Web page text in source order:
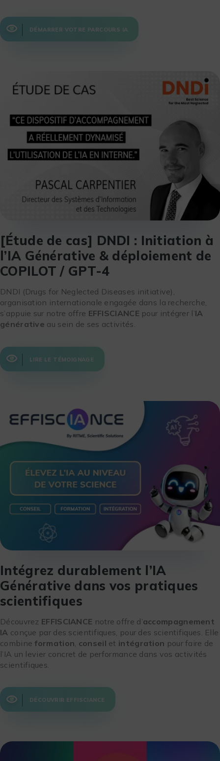
DÉMARRER VOTRE PARCOURS IA
[Étude de cas] DNDI : Initiation à
l’IA Générative & déploiement de
COPILOT / GPT-4
DNDI (Drugs for Neglected Diseases initiative),
organisation internationale engagée dans la recherche,
s’appuie sur notre offre EFFISCIANCE pour intégrer l’IA
générative au sein de ses activités.
LIRE LE TÉMOIGNAGE
Intégrez durablement l’IA
Générative dans vos pratiques
scientifiques
Découvrez EFFISCIANCE notre offre d’accompagnement
IA conçue par des scientifiques, pour des scientifiques. Elle
combine formation, conseil et intégration pour faire de
l’IA un levier concret de performance dans vos activités
scientifiques.
DÉCOUVRIR EFFISCIANCE